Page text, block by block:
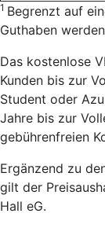
1 Begrenzt auf
Guthaben
Das kostenlose
Kunden bis zur
Student oder
Jahre bis zur
gebührenfreien
Ergänzend zu
gilt der
Hall eG.